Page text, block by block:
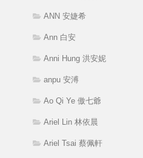
ANN 安婕希
Ann 白安
Anni Hung 洪安妮
anpu 安溥
Ao Qi Ye 傲七爺
Ariel Lin 林依晨
Ariel Tsai 蔡佩軒